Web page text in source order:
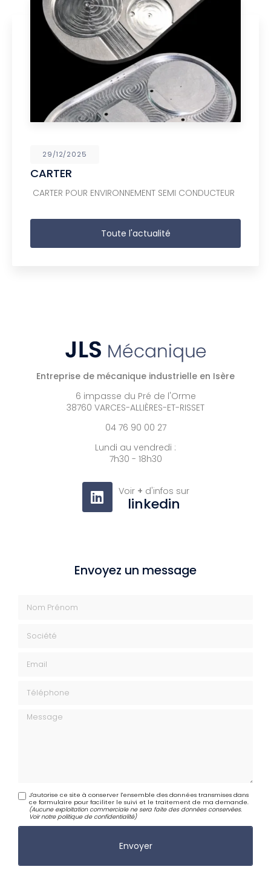
29/12/2025
CARTER
CARTER POUR ENVIRONNEMENT SEMI CONDUCTEUR
Toute l'actualité
Entreprise de mécanique industrielle en Isère
6 impasse du Pré de l'Orme
38760 VARCES-ALLIÈRES-ET-RISSET
04 76 90 00 27
Lundi au vendredi :
7h30 - 18h30
Voir + d'infos sur
linkedin
Envoyez un message
Message
J'autorise ce site à conserver l'ensemble des données transmises dans
ce formulaire pour faciliter le suivi et le traitement de ma demande.
(Aucune exploitation commerciale ne sera faite des données conservées.
Voir notrepolitique de confidentialité)